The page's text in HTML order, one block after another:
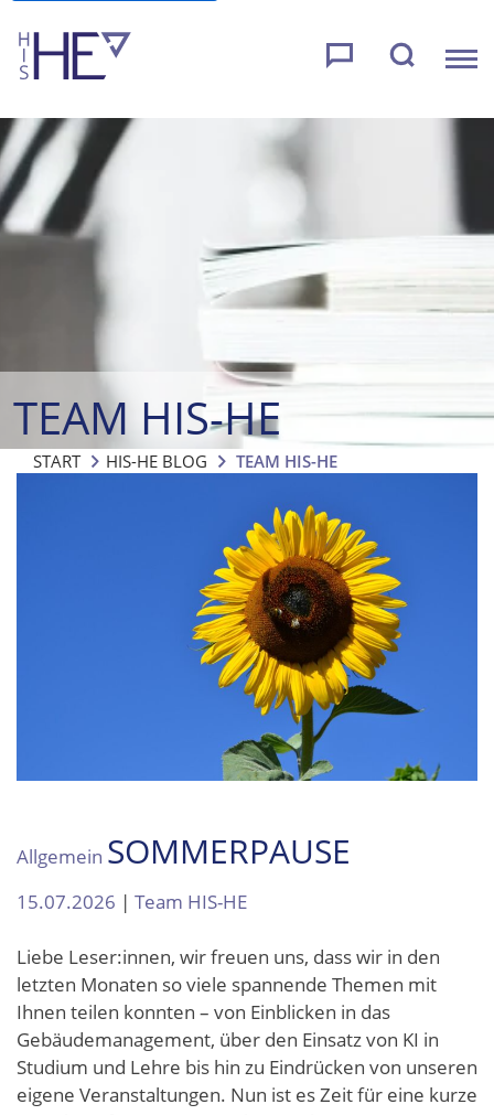
TEAM HIS-HE
START HIS-HE BLOG TEAM HIS-HE
Allgemein SOMMERPAUSE
15.07.2026 | Team HIS-HE
Liebe Leser:innen, wir freuen uns, dass wir in den
letzten Monaten so viele spannende Themen mit
Ihnen teilen konnten – von Einblicken in das
Gebäudemanagement, über den Einsatz von KI in
Studium und Lehre bis hin zu Eindrücken von unseren
eigene Veranstaltungen. Nun ist es Zeit für eine kurze